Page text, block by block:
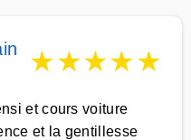
★★★★★
et cours voiture
et la gentillesse